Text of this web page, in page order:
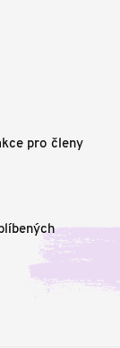
pro členy